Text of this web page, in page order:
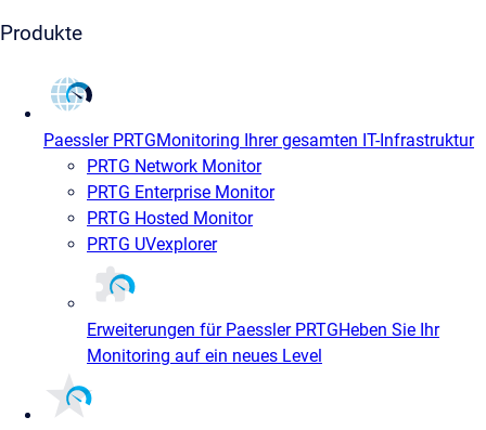
Produkte
Paessler PRTGMonitoring Ihrer gesamten IT-Infrastruktur
PRTG Network Monitor
PRTG Enterprise Monitor
PRTG Hosted Monitor
PRTG UVexplorer
Erweiterungen für Paessler PRTGHeben Sie Ihr
Monitoring auf ein neues Level